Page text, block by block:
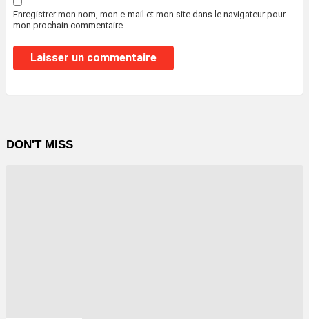
Enregistrer mon nom, mon e-mail et mon site dans le navigateur pour
mon prochain commentaire.
DON'T MISS